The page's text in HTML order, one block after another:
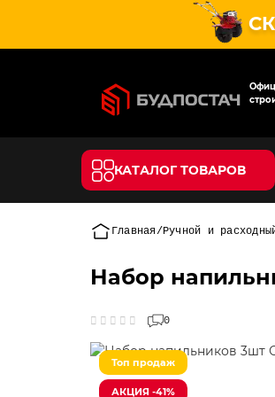
КАТАЛОГ ТОВАРОВ
Главная Ручной и
Набор
0
Топ продаж
АКЦИЯ -41%